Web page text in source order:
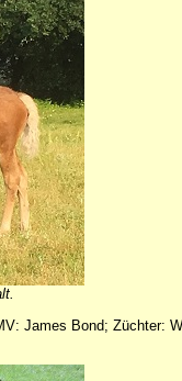
James Bond; Züchter: